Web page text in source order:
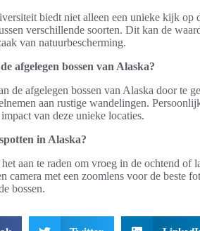
biedt niet alleen een unieke kijk op
verschillende soorten. Dit kan de
van natuurbescherming.
afgelegen bossen van Alaska?
de afgelegen bossen van Alaska door te
aan rustige wandelingen.
van deze unieke locaties.
in Alaska?
aan te raden om vroeg in de ochtend of
camera met een zoomlens voor de beste
bossen.